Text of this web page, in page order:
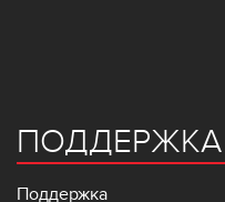
ПОДДЕРЖКА
Поддержка